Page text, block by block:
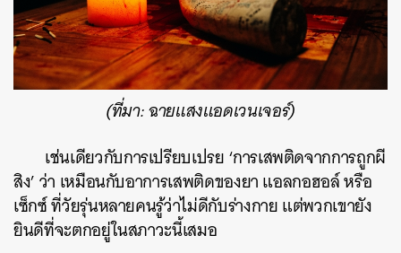
(ที่มา: ฉายแสงแอดเวนเจอร์)
เช่นเดียวกับการเปรียบเปรย ‘การเสพติดจากการถูกผี
สิง’ ว่า เหมือนกับอาการเสพติดของยา แอลกอฮอล์ หรือ
เซ็กซ์ ที่วัยรุ่นหลายคนรู้ว่าไม่ดีกับร่างกาย แต่พวกเขายัง
ยินดีที่จะตกอยู่ในสภาวะนี้เสมอ